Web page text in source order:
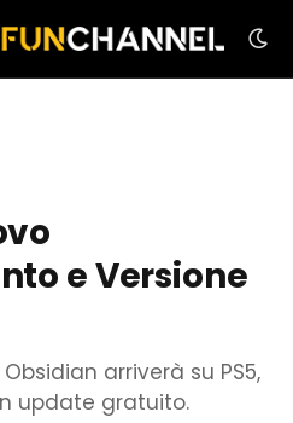
e Versione
arriverà su PS5,
update gratuito.